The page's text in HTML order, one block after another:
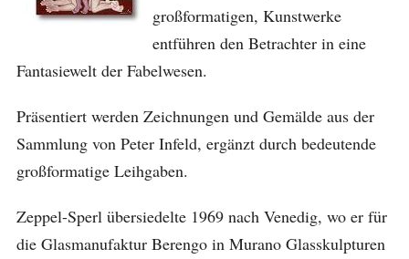
großformatigen, Kunstwerke
entführen den Betrachter in eine
Fantasiewelt der Fabelwesen.
Präsentiert werden Zeichnungen und Gemälde aus der
Sammlung von Peter Infeld, ergänzt durch bedeutende
großformatige Leihgaben.
Zeppel-Sperl übersiedelte 1969 nach Venedig, wo er für
die Glasmanufaktur Berengo in Murano Glasskulpturen